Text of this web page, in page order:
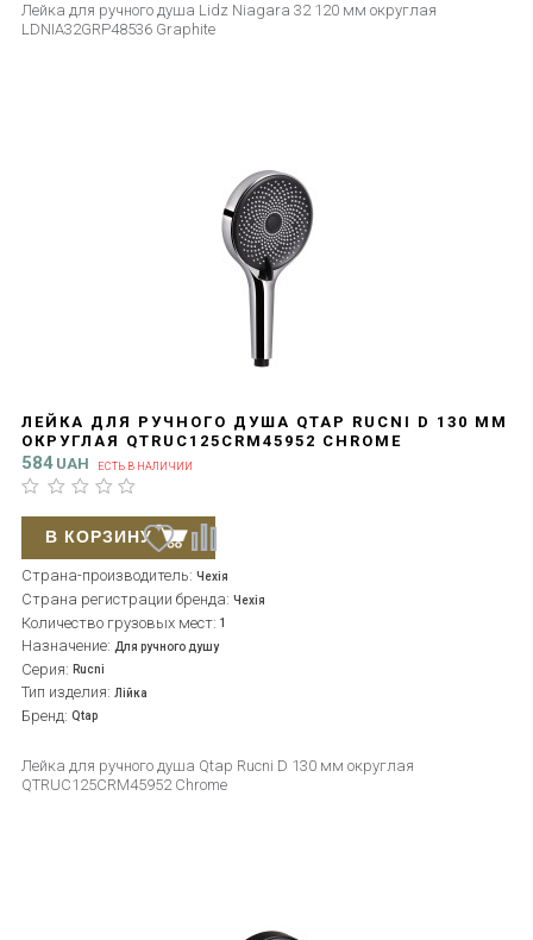
Лейка для ручного душа Lidz Niagara 32 120 мм округлая
LDNIA32GRP48536 Graphite
ЛЕЙКА ДЛЯ РУЧНОГО ДУША QTAP RUCNI D 130 ММ
ОКРУГЛАЯ QTRUC125CRM45952 CHROME
584 UAH ЕСТЬ В НАЛИЧИИ
Страна-производитель: Чехія
Страна регистрации бренда: Чехія
Количество грузовых мест: 1
Назначение: Для ручного душу
Серия: Rucni
Тип изделия: Лійка
Бренд: Qtap
Лейка для ручного душа Qtap Rucni D 130 мм округлая
QTRUC125CRM45952 Chrome
В КОРЗИНУ